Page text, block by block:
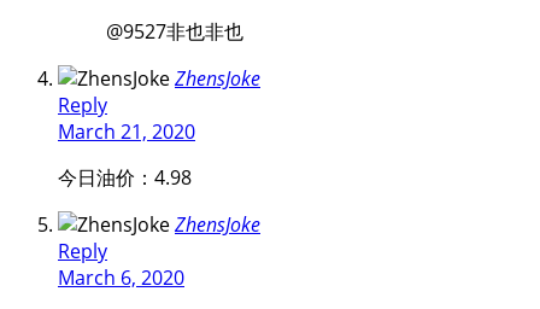
@9527非也非也
ZhensJoke
Reply
March 21, 2020
今日油价：4.98
ZhensJoke
Reply
March 6, 2020